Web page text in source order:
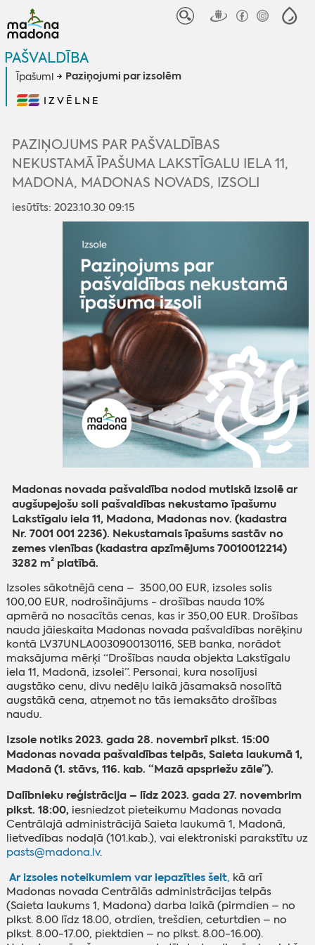
PAŠVALDĪBA
Īpašumi Paziņojumi par izsolēm
IZVĒLNE
PAZIŅOJUMS PAR PAŠVALDĪBAS
NEKUSTAMĀ ĪPAŠUMA LAKSTĪGALU IELA 11,
MADONA, MADONAS NOVADS, IZSOLI
iesūtīts: 2023.10.30 09:15
Madonas novada pašvaldība nodod mutiskā izsolē ar
augšupejošu soli pašvaldības nekustamo īpašumu
Lakstīgalu iela 11, Madona, Madonas nov. (kadastra
Nr. 7001 001 2236). Nekustamais īpašums sastāv no
zemes vienības (kadastra apzīmējums 70010012214)
3282 m² platībā.
Izsoles sākotnējā cena – 3500,00 EUR, izsoles solis
100,00 EUR, nodrošinājums - drošības nauda 10%
apmērā no nosacītās cenas, kas ir 350,00 EUR. Drošības
nauda jāieskaita Madonas novada pašvaldības norēķinu
kontā LV37UNLA0030900130116, SEB banka, norādot
maksājuma mērķi “Drošības nauda objekta Lakstīgalu
iela 11, Madonā, izsolei”. Personai, kura nosolījusi
augstāko cenu, divu nedēļu laikā jāsamaksā nosolītā
augstākā cena, atņemot no tās iemaksāto drošības
naudu.
Izsole notiks 2023. gada 28. novembrī plkst. 15:00
Madonas novada pašvaldības telpās, Saieta laukumā 1,
Madonā (1. stāvs, 116. kab. “Mazā apspriežu zāle”).
Dalībnieku reģistrācija – līdz 2023. gada 27. novembrim
plkst. 18:00, iesniedzot pieteikumu Madonas novada
Centrālajā administrācijā Saieta laukumā 1, Madonā,
lietvedības nodaļā (101.kab.), vai elektroniski parakstītu uz
pasts@madona.lv.
Ar izsoles noteikumiem var iepazīties šeit, kā arī
Madonas novada Centrālās administrācijas telpās
(Saieta laukums 1, Madona) darba laikā (pirmdien – no
plkst. 8.00 līdz 18.00, otrdien, trešdien, ceturtdien – no
plkst. 8.00-17.00, piektdien – no plkst. 8.00-16.00).